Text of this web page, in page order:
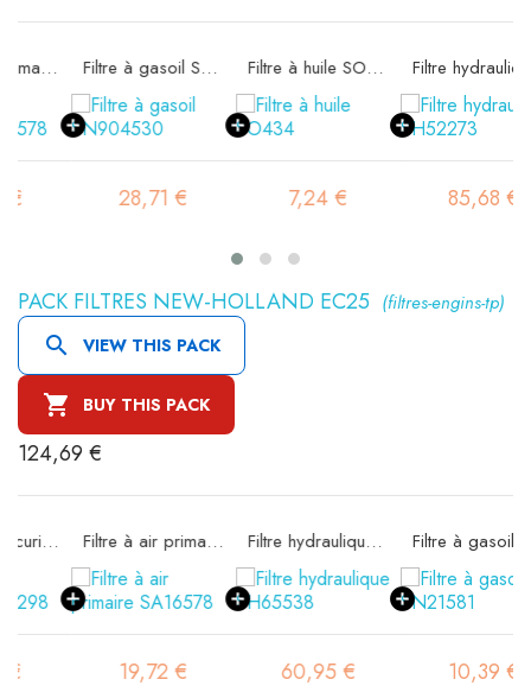
Filtre à gasoil SN904530
28,71 €
Filtre à huile SO434
7,24 €
Filtre hydraulique SH52273
85,68 €
PACK FILTRES NEW-HOLLAND EC25 (filtres-engins-tp)
 VIEW THIS PACK
 BUY THIS PACK
124,69 €
Filtre à air primaire SA16578
19,72 €
Filtre hydraulique SH65538
60,95 €
Filtre à gasoil SN21581
10,39 €